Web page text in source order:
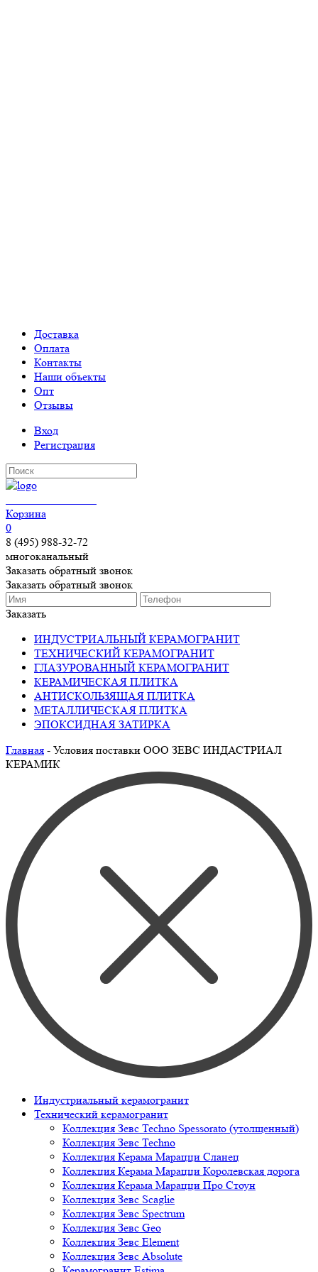
Доставка
Оплата
Контакты
Наши объекты
Опт
Отзывы
Вход
Регистрация
Корзина
0
8 (495) 988-32-72
многоканальный
Заказать обратный звонок
Заказать обратный звонок
Заказать
ИНДУСТРИАЛЬНЫЙ КЕРАМОГРАНИТ
ТЕХНИЧЕСКИЙ КЕРАМОГРАНИТ
ГЛАЗУРОВАННЫЙ КЕРАМОГРАНИТ
КЕРАМИЧЕСКАЯ ПЛИТКА
АНТИСКОЛЬЗЯЩАЯ ПЛИТКА
МЕТАЛЛИЧЕСКАЯ ПЛИТКА
ЭПОКСИДНАЯ ЗАТИРКА
Главная - Условия поставки ООО ЗЕВС ИНДАСТРИАЛ
КЕРАМИК
Индустриальный керамогранит
Технический керамогранит
Коллекция Зевс Techno Spessorato (утолщенный)
Коллекция Зевс Techno
Коллекция Керама Марацци Сланец
Коллекция Керама Марацци Королевская дорога
Коллекция Керама Марацци Про Стоун
Коллекция Зевс Scaglie
Коллекция Зевс Spectrum
Коллекция Зевс Geo
Коллекция Зевс Element
Коллекция Зевс Absolute